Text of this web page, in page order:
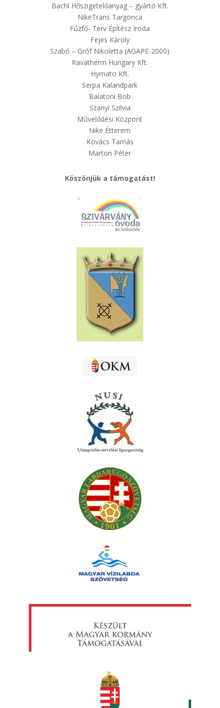
Bachl Hőszigetelőanyag – gyártó Kft.
NikeTrans Targonca
Fűzfő- Terv Építész Iroda
Fejes Károly
Szabó – Gróf Nikoletta (AGAPE-2000)
Ravatherm Hungary Kft.
Hymato Kft.
Serpa Kalandpark
Balatoni Bob
Szanyi Szilvia
Művelődési Központ
Nike Étterem
Kovács Tamás
Marton Péter
Köszönjük a támogatást!